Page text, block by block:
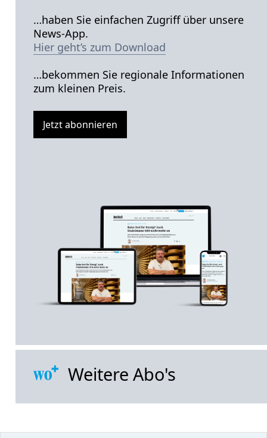
…haben Sie einfachen Zugriff über unsere
News-App.
Hier geht’s zum Download
…bekommen Sie regionale Informationen
zum kleinen Preis.
Jetzt abonnieren
Weitere Abo's